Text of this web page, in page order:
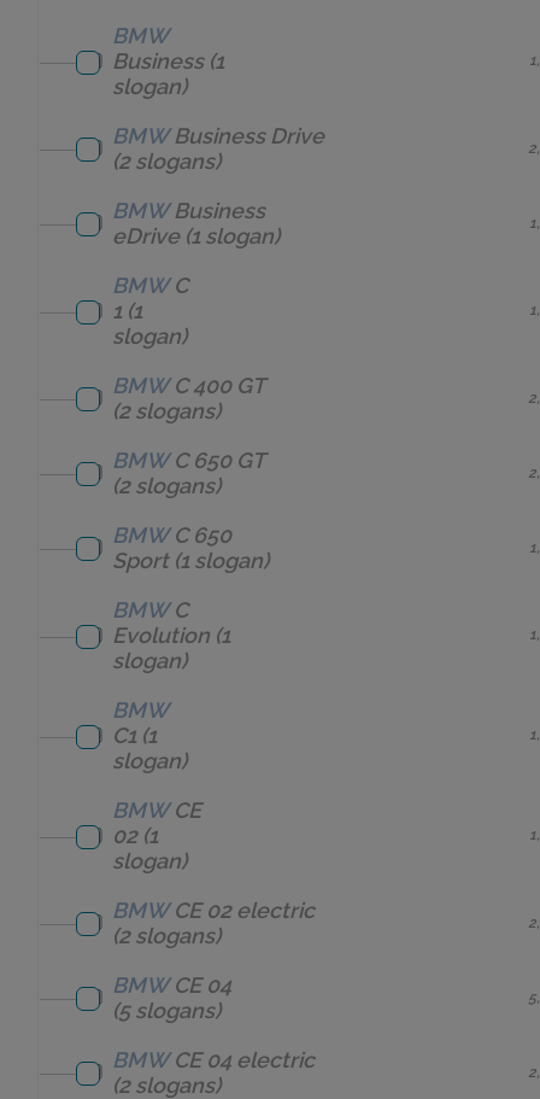
BMW
Business(1
slogan)
BMW Business Drive
(2 slogans)
BMW Business
eDrive(1 slogan)
BMW C
1 (1
slogan)
BMW C 400 GT
(2 slogans)
BMW C 650 GT
(2 slogans)
BMW C 650
Sport(1 slogan)
BMW C
Evolution (1
slogan)
BMW
C1 (1
slogan)
BMW CE
02(1
slogan)
BMW CE 02 electric
(2 slogans)
BMW CE 04
(5 slogans)
BMW CE 04 electric
(2 slogans)